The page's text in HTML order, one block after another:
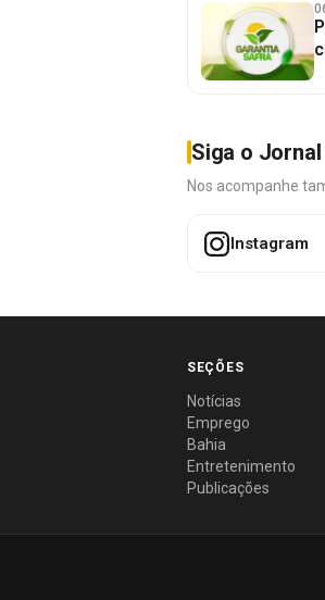
Siga o
Nos acompanhe
Instagram
SEÇÕES
Notícias
Emprego
Bahia
Entretenimento
Publicações